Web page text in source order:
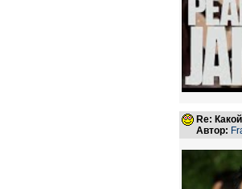
Re:
Автор: